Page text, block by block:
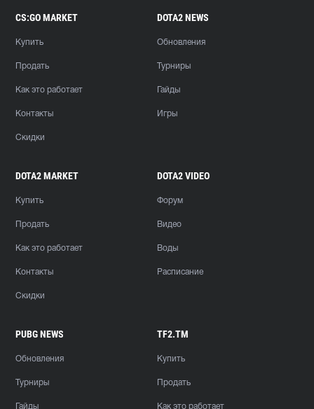
CS:GO MARKET
Купить
Продать
Как это работает
Контакты
Скидки
DOTA2 NEWS
Обновления
Турниры
Гайды
Игры
DOTA2 MARKET
Купить
Продать
Как это работает
Контакты
Скидки
DOTA2 VIDEO
Форум
Видео
Воды
Расписание
PUBG NEWS
Обновления
Турниры
Гайды
TF2.TM
Купить
Продать
Как это работает